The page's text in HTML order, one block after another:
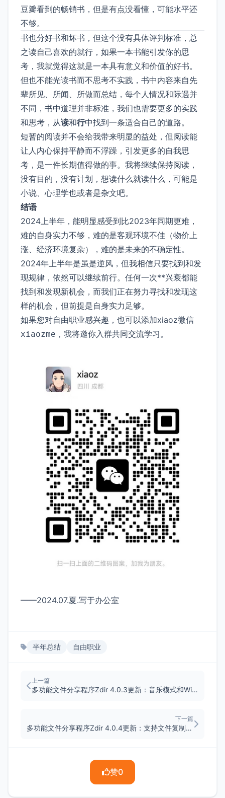
豆瓣看到的畅销书，但是有点没看懂，可能水平还
不够。
书也分好书和坏书，但这个没有具体评判标准，总
之读自己喜欢的就行，如果一本书能引发你的思
考，我就觉得这就是一本具有意义和价值的好书。
但也不能光读书而不思考不实践，书中内容来自先
辈所见、所闻、所做而总结，每个人情况和际遇并
不同，书中道理并非标准，我们也需要更多的实践
和思考，从读和行中找到一条适合自己的道路。
短暂的阅读并不会给我带来明显的益处，但阅读能
让人内心保持平静而不浮躁，引发更多的自我思
考，是一件长期值得做的事。我将继续保持阅读，
没有目的，没有计划，想读什么就读什么，可能是
小说、心理学也或者是杂文吧。
结语
2024上半年，能明显感受到比2023年同期更难，
难的自身实力不够，难的是客观环境不佳（物价上
涨、经济环境复杂），难的是未来的不确定性。
2024年上半年是虽是逆风，但我相信只要找到和发
现规律，依然可以继续前行。任何一次**兴衰都能
找到和发现新机会，而我们正在努力寻找和发现这
样的机会，但前提是自身实力足够。
如果您对自由职业感兴趣，也可以添加xiaoz微信
xiaozme ，我将邀你入群共同交流学习。
——2024.07.夏.写于办公室
半年总结 自由职业
上一篇
多功能文件分享程序Zdir 4.0.3更新：音乐模式和Windows版本回归
下一篇
多功能文件分享程序Zdir 4.0.4更新：支持文件复制和移动（文末送福利）
赞0